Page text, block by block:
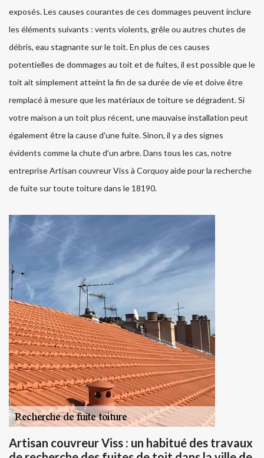
exposés. Les causes courantes de ces dommages peuvent inclure
les éléments suivants : vents violents, grêle ou autres chutes de
débris, eau stagnante sur le toit. En plus de ces causes
potentielles de dommages au toit et de fuites, il est possible que le
toit ait simplement atteint la fin de sa durée de vie et doive être
remplacé à mesure que les matériaux de toiture se dégradent. Si
votre maison a un toit plus récent, une mauvaise installation peut
également être la cause d'une fuite. Sinon, il y a des signes
évidents comme la chute d’un arbre. Dans tous les cas, notre
entreprise Artisan couvreur Viss à Corquoy aide pour la recherche
de fuite sur toute toiture dans le 18190.
Artisan couvreur Viss : un habitué des travaux